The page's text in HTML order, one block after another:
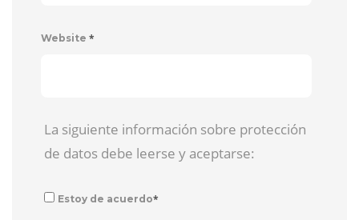
Website *
La siguiente información sobre protección
de datos debe leerse y aceptarse:
Estoy de acuerdo*